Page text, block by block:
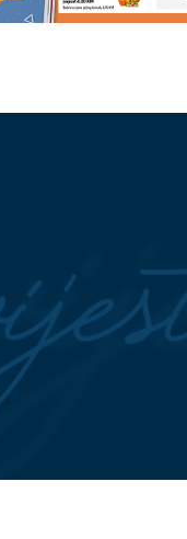
ponovo puni
se da je
milijardera